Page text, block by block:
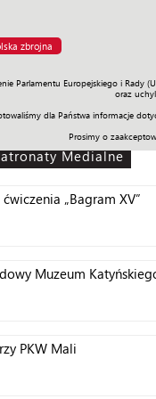
zbrojna
Parlamentu Europejskiego i
oraz
dla Państwa informacje
Prosimy o
Polityka Prawo Świat
Medialne
„Bagram XV”
Muzeum
PKW Mali